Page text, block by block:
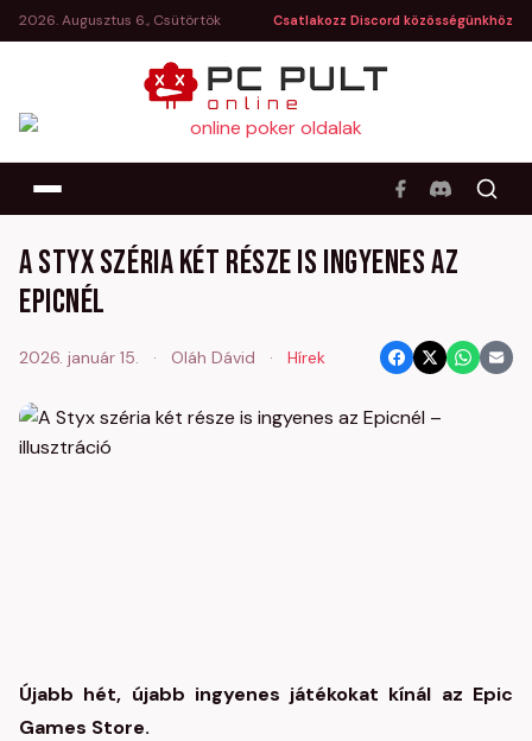
2026. Augusztus 6., Csütörtök Csatlakozz Discord közösségünkhöz
A Styx széria két része is ingyenes az
Epicnél
2026. január 15. · Oláh Dávid · Hírek
Újabb hét, újabb ingyenes játékokat kínál az Epic
Games Store.